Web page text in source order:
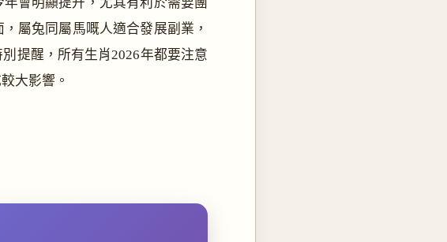
年會明顯提升，尤其有利於需要團
，屬兔同屬馬嘅人適合發展副業，
別提醒，所有生肖2026年都要注意
大影響。